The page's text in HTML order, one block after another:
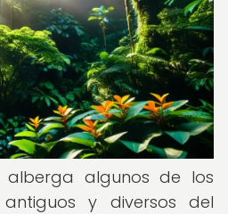
alberga algunos de los
y diversos del